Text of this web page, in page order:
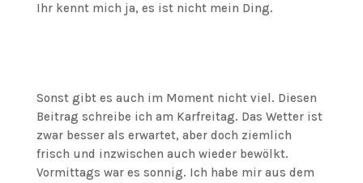
Ihr kennt mich ja, es ist nicht mein Ding.
Sonst gibt es auch im Moment nicht viel. Diesen
Beitrag schreibe ich am Karfreitag. Das Wetter ist
zwar besser als erwartet, aber doch ziemlich
frisch und inzwischen auch wieder bewölkt.
Vormittags war es sonnig. Ich habe mir aus dem